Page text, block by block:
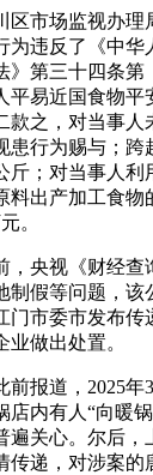
市场监视办理
为违反了《中华
》第三十四条第
平易近国食物
款之，对当事人
患行为赐与；跨
斤；对当事人利
料出产加工食物
。
央视《财经查
制假等问题，该
门市委市发布传
业做出处置。
报道，2025年3
店内有人“向暖
遍关心。尔后，
传递，对涉案的